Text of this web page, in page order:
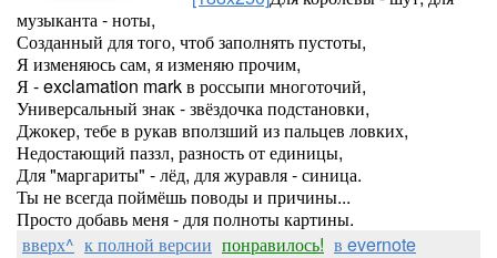
музыканта - ноты,
Созданный для того, чтоб заполнять пустоты,
Я изменяюсь сам, я изменяю прочим,
Я - exclamation mark в россыпи многоточий,
Универсальный знак - звёздочка подстановки,
Джокер, тебе в рукав вползший из пальцев ловких,
Недостающий паззл, разность от единицы,
Для "маргариты" - лёд, для журавля - синица.
Ты не всегда поймёшь поводы и причины...
Просто добавь меня - для полноты картины.
вверх^ к полной версии понравилось! в evernote